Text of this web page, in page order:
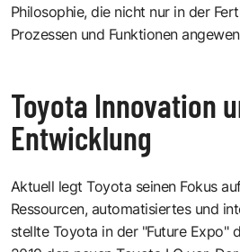
Philosophie, die nicht nur in der
Prozessen und Funktionen
Toyota Innovation
Entwicklung
Aktuell legt Toyota seinen Fokus
Ressourcen, automatisiertes und
stellte Toyota in der "Future Expo"